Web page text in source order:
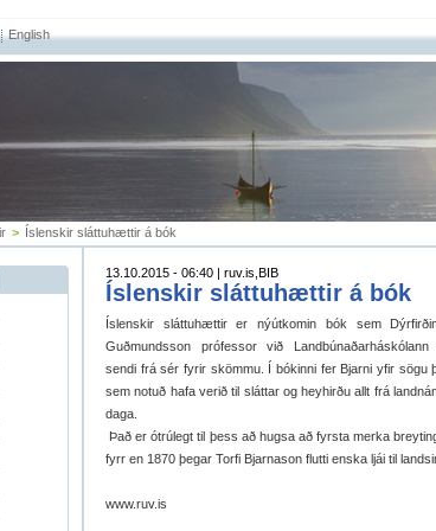
English
> Íslenskir sláttuhættir á bók
13.10.2015 - 06:40 | ruv.is,BIB
Íslenskir sláttuhættir á bók
Íslenskir sláttuhættir er nýútkomin bók sem
Guðmundsson prófessor við
sendi frá sér fyrir skömmu. Í bókinni fer Bjarni yfir sögu
sem notuð hafa verið til sláttar og heyhirðu allt frá
daga.
Það er ótrúlegt til þess að hugsa að fyrsta merka
fyrr en 1870 þegar Torfi Bjarnason flutti enska ljái til
www.ruv.is